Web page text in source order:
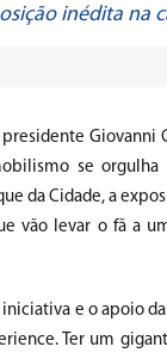
inédita na
Giovanni
se
da Cidade, a
vão levar o fã a
e o apoio
Ter um